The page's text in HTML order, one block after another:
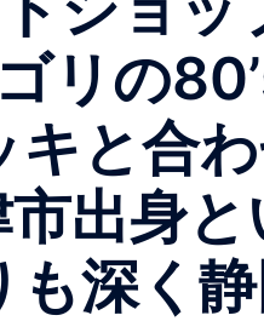
リの
と合
出身
深く